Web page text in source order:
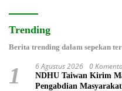
Trending
Berita trending dalam sepekan
1 6 Agustus 2026 0
NDHU Taiwan Kirim
Pengabdian